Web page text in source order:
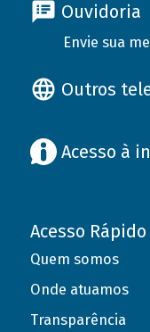
Ouvidoria
Envie sua
Outros
Acesso à
Acesso Rápido
Quem somos
Onde atuamos
Transparência